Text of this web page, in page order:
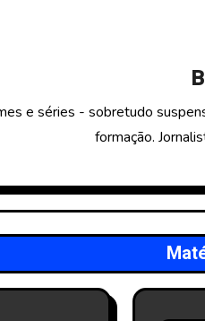
e séries - sobretudo
formação.